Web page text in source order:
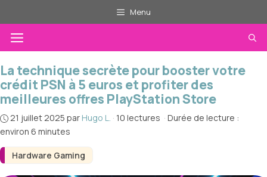
au
contenu
Menu
Menu
Hardware Gaming
La technique secrète pour booster votre
crédit PSN à 5 euros et profiter des
meilleures offres PlayStation Store
21 juillet 2025 par Hugo L. · 10 lectures · Durée de lecture :
environ 6 minutes